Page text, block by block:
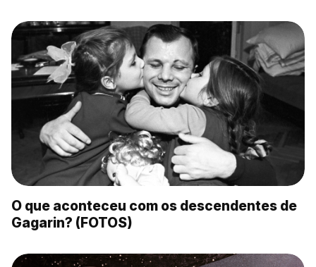
O que aconteceu com os descendentes de
Gagarin? (FOTOS)